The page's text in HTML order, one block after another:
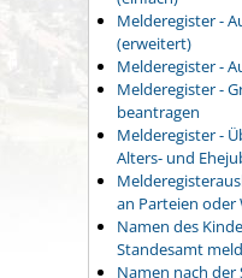
Melderegister -
(erweitert)
Melderegister -
Melderegister -
beantragen
Melderegister -
Alters- und
an Parteien
Namen des
Standesamt
Namen nach der